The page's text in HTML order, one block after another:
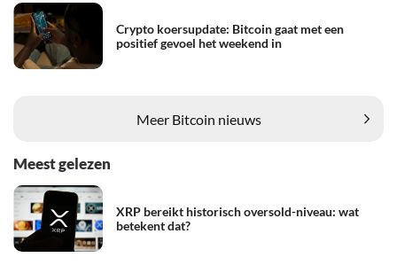
Crypto koersupdate: Bitcoin gaat met een
positief gevoel het weekend in
Meer Bitcoin nieuws
Meest gelezen
XRP bereikt historisch oversold-niveau: wat
betekent dat?